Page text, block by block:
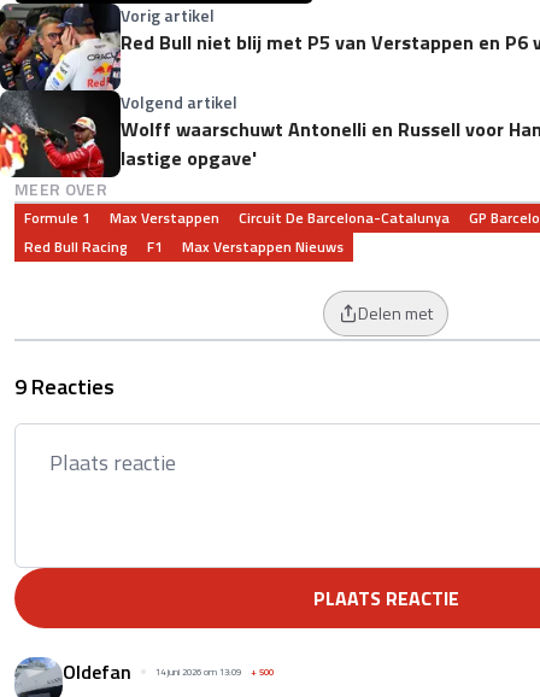
Vorig artikel
Red Bull niet blij met P5 van Verstappen en P6
Volgend artikel
Wolff waarschuwt Antonelli en Russell voor
lastige opgave'
MEER OVER
Formule 1 Max Verstappen Circuit De Barcelona-Catalunya
GP
Red Bull Racing
F1 Max Verstappen Nieuws
Delen met
9 Reacties
PLAATS REACTIE
Oldefan 14 juni 2026 om 13:09 +500